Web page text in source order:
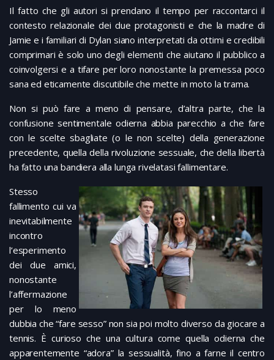
Il fatto che gli autori si prendano il tempo per raccontarci il
contesto relazionale dei due protagonisti e che la madre di
Jamie e i familiari di Dylan siano interpretati da ottimi e credibili
comprimari è solo uno degli elementi che aiutano il pubblico a
coinvolgersi e a tifare per loro nonostante la premessa poco
sana ed eticamente discutibile che mette in moto la trama.
Non si può fare a meno di pensare, d’altra parte, che la
confusione sentimentale odierna abbia parecchio a che fare
con le scelte sbagliate (o le non scelte) della generazione
precedente, quella della rivoluzione sessuale, che della libertà
ha fatto una bandiera alla lunga rivelatasi fallimentare.
Stesso
fallimento cui va
inevitabilmente
incontro
l’esperimento
dei due amici,
nonostante
l’affermazione
per lo meno
dubbia che “fare sesso” non sia poi molto diverso da giocare a
tennis. È curioso che una cultura come quella odierna che
apparentemente “adora” la sessualità, fino a farne il centro